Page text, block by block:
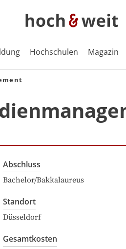
Hochschulen Magazin
Abschluss
Bachelor/Bakkalaureus
Standort
Düsseldorf
Gesamtkosten